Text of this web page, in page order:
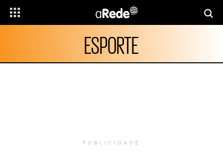
ESPORTE
PUBLICIDADE